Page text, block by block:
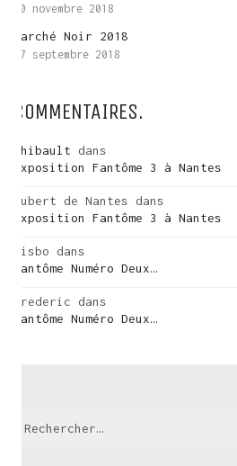
10 novembre 2018
Marché Noir 2018
17 septembre 2018
COMMENTAIRES.
Thibault dans
Exposition Fantôme 3 à Nantes
Hubert de Nantes dans
Exposition Fantôme 3 à Nantes
risbo dans
Fantôme Numéro Deux…
Frederic dans
Fantôme Numéro Deux…